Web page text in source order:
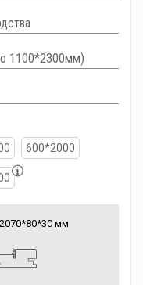
1100*2300мм)
600*2000
мм